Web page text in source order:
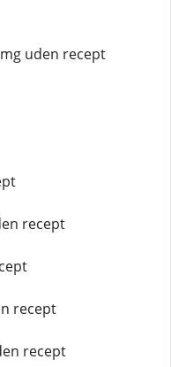
uden recept
recept
recept
recept